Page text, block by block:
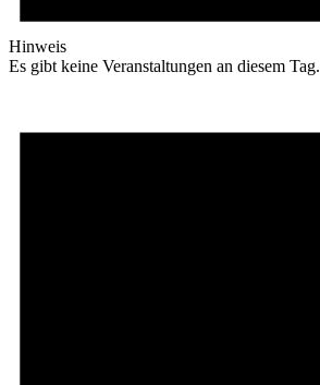
Hinweis
Es gibt keine Veranstaltungen an diesem Tag.